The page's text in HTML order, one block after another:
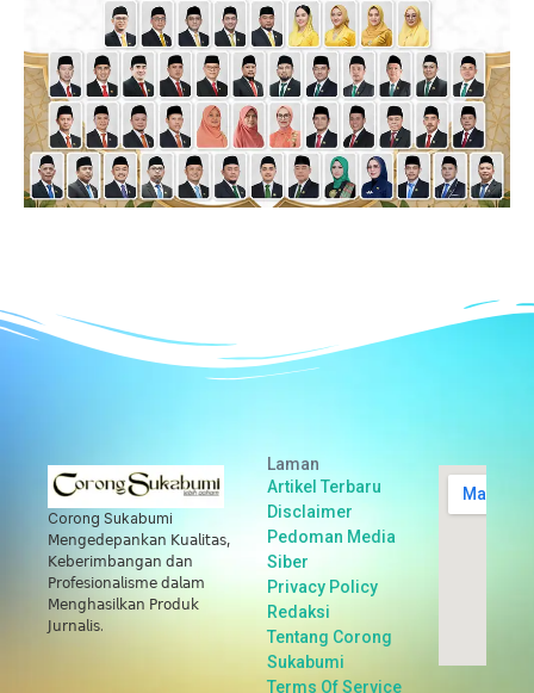
Corong Sukabumi
𝖬𝖾𝗇𝗀𝖾𝖽𝖾𝗉𝖺𝗇𝗄𝖺𝗇 𝖪𝗎𝖺𝗅𝗂𝗍𝖺𝗌,
𝖪𝖾𝖻𝖾𝗋𝗂𝗆𝖻𝖺𝗇𝗀𝖺𝗇 𝖽𝖺𝗇
𝖯𝗋𝗈𝖿𝖾𝗌𝗂𝗈𝗇𝖺𝗅𝗂𝗌𝗆𝖾 𝖽𝖺𝗅𝖺𝗆
𝖬𝖾𝗇𝗀𝗁𝖺𝗌𝗂𝗅𝗄𝖺𝗇 𝖯𝗋𝗈𝖽𝗎𝗄
𝖩𝗎𝗋𝗇𝖺𝗅𝗂𝗌.
Laman
Artikel Terbaru
Disclaimer
Pedoman Media
Siber
Privacy Policy
Redaksi
Tentang Corong
Sukabumi
Terms Of Service